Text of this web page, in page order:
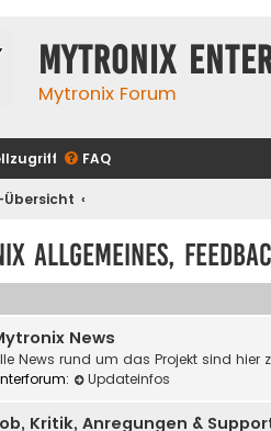
Mytronix
Mytronix Forum
FAQ
Übersicht
Allgemeines,
News
News rund um das Projekt sind hier
Updateinfos
Kritik, Anregungen &